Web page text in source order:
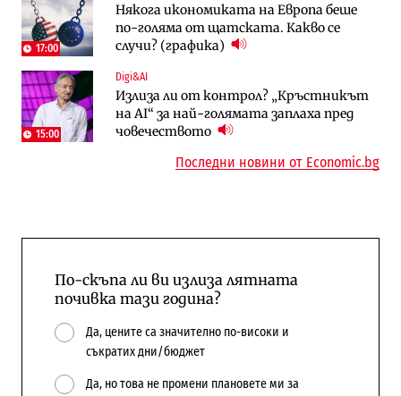
17:00
Някога икономиката на Европа беше
по-голяма от щатската. Какво се
случи? (графика)
15:00
Digi&AI
Излиза ли от контрол? „Кръстникът
на AI“ за най-голямата заплаха пред
човечеството
Държавният ТЕЦ „Марица изток 2“
работи с 5 блока
Енергетика
АЕЦ „Козлодуй“ ще работи само още
няколко седмици, ако сушата продължи
„Ендуросат“ ще строи огромен
космически и отбранителен център в
Доброславци
Регулации
Лекарствата за редки болести
попадат в капан на обществените
поръчки?
Последни новини от Economic.bg
По-скъпа ли ви излиза лятната
почивка тази година?
Да, цените са значително по-високи и
съкратих дни/бюджет
Да, но това не промени плановете ми за